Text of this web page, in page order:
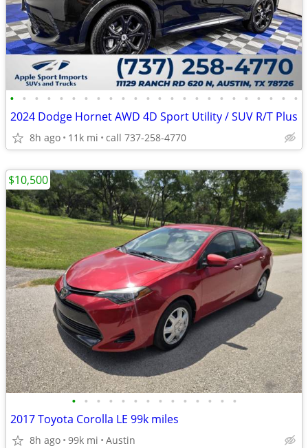
• • • • • • • • • • • • • • • • • • • • • • • •
2024 Dodge Hornet AWD 4D Sport Utility / SUV R/T Plus
8h ago 11k mi call 737-258-4770
• • • • • • • • • • • • • •
2017 Toyota Corolla LE 99k miles
8h ago 99k mi Austin
$10,500